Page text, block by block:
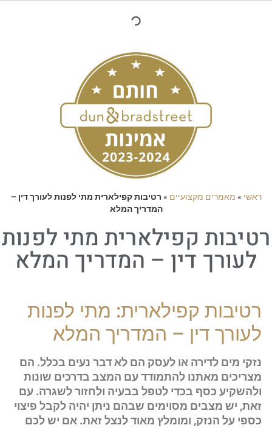
ראשי » מאמרים מקצועיים » רטיבות קפילארית מתי לפנות לעורך דין –
המדריך המלא
רטיבות קפילארית מתי לפנות
לעורך דין – המדריך המלא
רטיבות קפילארית: מתי לפנות
לעורך דין – המדריך המלא
נזקי מים לדירה או לעסק הם לא דבר נעים בכלל. הם
מצריכים מאתנו להתמודד עם המצב בדרכים שונות
ולהשקיע כסף בכדי לטפל בבעיה ולחזור לשגרה. עם
זאת, יש מצבים מסוימים שבהם ניתן יהיה לקבל פיצוי
כספי על הנזק, ומומלץ מאוד לנצל זאת. אם יש לכם